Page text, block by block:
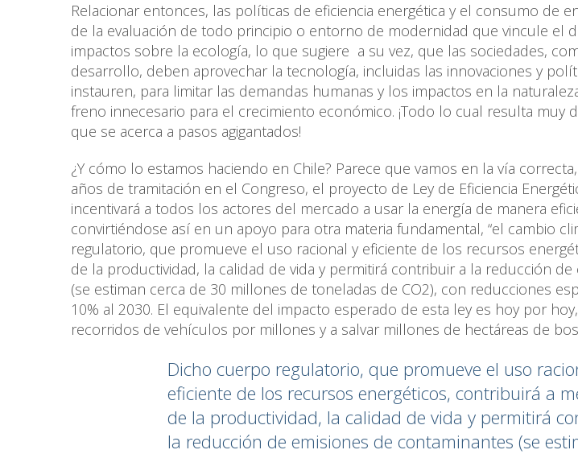
Relacionar entonces, las políticas de eficiencia energética y el consumo de
de la evaluación de todo principio o entorno de modernidad que vincule el
impactos sobre la ecología, lo que sugiere a su vez, que las sociedades,
desarrollo, deben aprovechar la tecnología, incluidas las innovaciones y
instauren, para limitar las demandas humanas y los impactos en la
freno innecesario para el crecimiento económico. ¡Todo lo cual resulta muy
que se acerca a pasos agigantados!
¿Y cómo lo estamos haciendo en Chile? Parece que vamos en la vía
años de tramitación en el Congreso, el proyecto de Ley de Eficiencia
incentivará a todos los actores del mercado a usar la energía de manera
convirtiéndose así en un apoyo para otra materia fundamental, “el cambio
regulatorio, que promueve el uso racional y eficiente de los recursos
de la productividad, la calidad de vida y permitirá contribuir a la reducción
(se estiman cerca de 30 millones de toneladas de CO2), con reducciones
10% al 2030. El equivalente del impacto esperado de esta ley es hoy por
recorridos de vehículos por millones y a salvar millones de hectáreas de
Dicho cuerpo regulatorio, que promueve el uso
eficiente de los recursos energéticos, contribuirá a
de la productividad, la calidad de vida y permitirá
la reducción de emisiones de contaminantes (se